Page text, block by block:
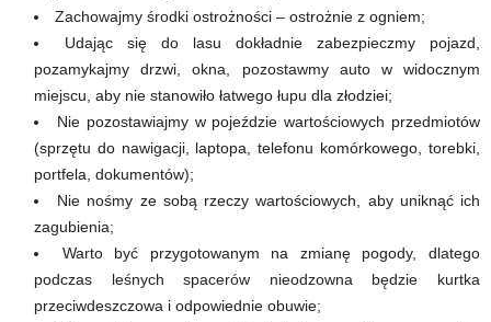
Zachowajmy środki ostrożności – ostrożnie z ogniem;
Udając się do lasu dokładnie zabezpieczmy pojazd,
pozamykajmy drzwi, okna, pozostawmy auto w widocznym
miejscu, aby nie stanowiło łatwego łupu dla złodziei;
Nie pozostawiajmy w pojeździe wartościowych przedmiotów
(sprzętu do nawigacji, laptopa, telefonu komórkowego, torebki,
portfela, dokumentów);
Nie nośmy ze sobą rzeczy wartościowych, aby uniknąć ich
zagubienia;
Warto być przygotowanym na zmianę pogody, dlatego
podczas leśnych spacerów nieodzowna będzie kurtka
przeciwdeszczowa i odpowiednie obuwie;